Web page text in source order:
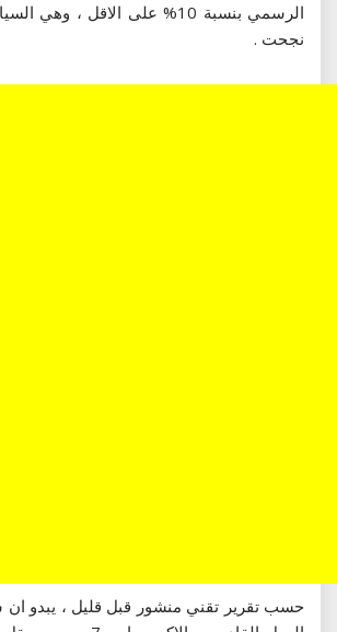
الرسمي بنسبة 10% على الاقل ،
نجحت .
حسب تقرير تقني منشور قبل قليل ، يبدو